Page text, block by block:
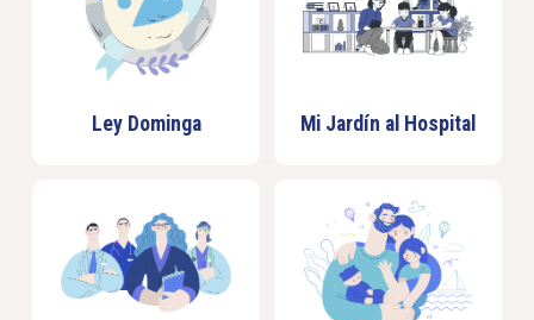
Ley Dominga Mi Jardín al Hospital